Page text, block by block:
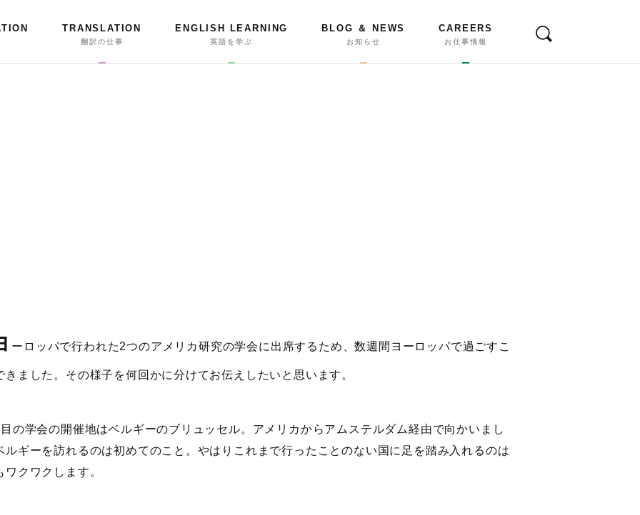
TRANSLATION
翻訳の仕事
ENGLISH LEARNING
英語を学ぶ
BLOG ＆ NEWS
お知らせ
CAREERS
お仕事情報
ーロッパで行われた2つのアメリカ研究の学会に出席するため、数週間ヨーロッパで過ごすこ
きました。その様子を何回かに分けてお伝えしたいと思います。
学会の開催地はベルギーのブリュッセル。アメリカからアムステルダム経由で向かいまし
ルギーを訪れるのは初めてのこと。やはりこれまで行ったことのない国に足を踏み入れるのは
ワクワクします。